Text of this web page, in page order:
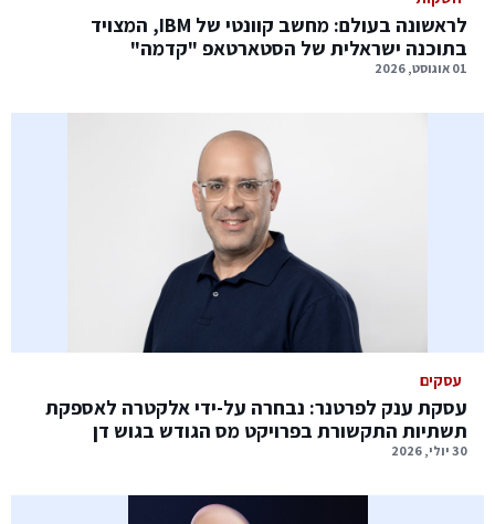
לראשונה בעולם: מחשב קוונטי של IBM, המצויד
בתוכנה ישראלית של הסטארטאפ "קדמה"
01 אוגוסט, 2026
עסקים
עסקת ענק לפרטנר: נבחרה על-ידי אלקטרה לאספקת
תשתיות התקשורת בפרויקט מס הגודש בגוש דן
30 יולי, 2026